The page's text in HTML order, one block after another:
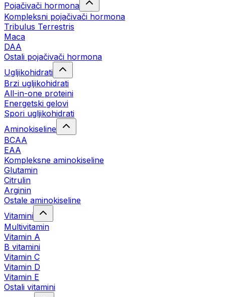
Pojačivači hormona
Kompleksni pojačivači hormona
Tribulus Terrestris
Maca
DAA
Ostali pojačivači hormona
Ugljikohidrati
Brzi ugljikohidrati
All-in-one proteini
Energetski gelovi
Spori ugljikohidrati
Aminokiseline
BCAA
EAA
Kompleksne aminokiseline
Glutamin
Citrulin
Arginin
Ostale aminokiseline
Vitamini
Multivitamin
Vitamin A
B vitamini
Vitamin C
Vitamin D
Vitamin E
Ostali vitamini